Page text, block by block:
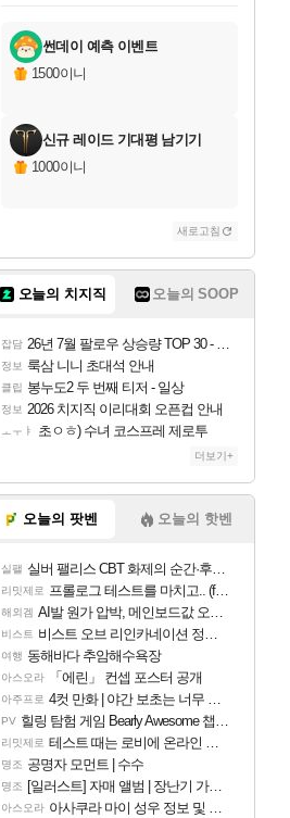
당첨되셨습니다.
당첨되셨습니다.
당첨되셨습니다.
당첨되셨습니다.
에디션 (스팀코드)를 교환.
당첨되셨습니다.
당첨되셨습니다.
당첨되셨습니다.
당첨되셨습니다.
썬데이 예측 이벤트
1500이니
신규 레이드 기대평 남기기
1000이니
새로고침
오늘의 치지직 오늘의 SOOP
잡담 26년 7월 팔로우 상승량 TOP 30 - 월간 치지직
정보 룩삼 니니 초대석 안내
클립 봉누도2 두 번째 티저 - 일상
정보 2026 치지직 이리대회 오픈컵 안내
ㅗㅜㅑ 초ㅇㅎ) 수녀 코스프레 제로투
더보기+
오늘의 팟벤 오늘의 핫벤
실팰 실버 팰리스 CBT 화제의 순간·후기 모음
리밋제로 프롤로그 테스트를 마치고.. (feat. 리아)
해외겜 AI발 원가 압박, 메인보드값 오르나
비스트 비스트 오브 리인카네이션 정보/공략글 모음
여행 동해바다 추암해수욕장
아스오라 「에린」 컨셉 포스터 공개
아주프로 4컷 만화 | 야간 보초는 너무 힘들어
PV 힐링 탐험 게임 Bearly Awesome 챕터 1 트레일러
리밋제로 테스트 때는 로비에 온라인 기능이 있는데
명조 공명자 모먼트 | 수수
명조 [일러스트] 자매 앨범 | 장난기 가득한 오후의 공원 (리메이크판)
아스오라 아사쿠라 마이 성우 정보 및 주요 필모